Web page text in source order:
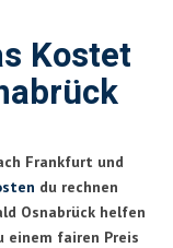
Kostet
Frankfurt und
du rechnen
Osnabrück helfen
einem fairen Preis